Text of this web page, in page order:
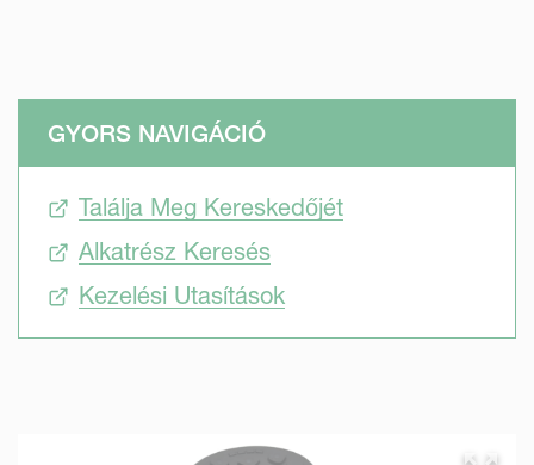
GYORS NAVIGÁCIÓ
Találja Meg Kereskedőjét
Alkatrész Keresés
Kezelési Utasítások